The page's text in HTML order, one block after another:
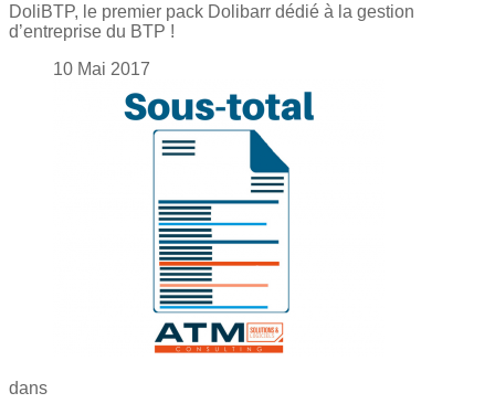
DoliBTP, le premier pack Dolibarr dédié à la gestion
d’entreprise du BTP !
10 Mai 2017
dans